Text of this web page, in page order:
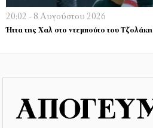
20:02 - 8 Αυγούστου 2026
Ήττα της Χαλ στο ντεμπούτο του Τζολάκη